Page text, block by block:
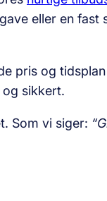
eller en fast
pris og
sikkert.
Som vi siger: